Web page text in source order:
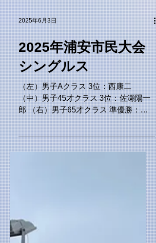
2025年6月3日
2025年浦安市民大会
シングルス
（左）男子Aクラス 3位：西康二
（中）男子45才クラス 3位：佐瀬陽一
郎 （右）男子65才クラス 準優勝：藤
本正之